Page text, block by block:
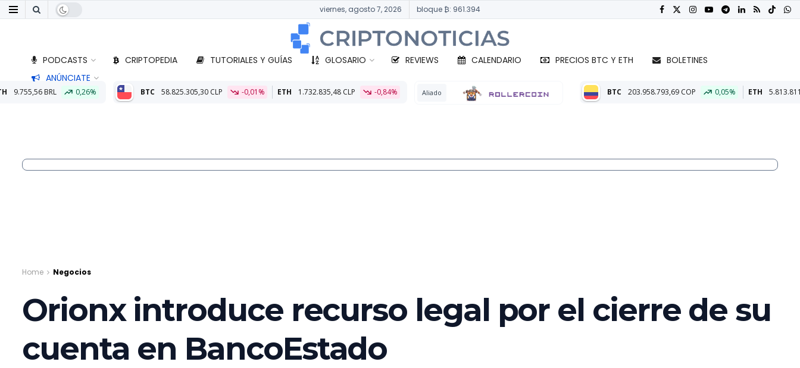
viernes, agosto 7, 2026 bloque ₿: 961.394
PODCASTS CRIPTOPEDIA TUTORIALES Y GUÍAS GLOSARIO REVIEWS CALENDARIO PRECIOS BTC Y ETH
BOLETINES
ANÚNCIATE
BTC 58.825.305,30 CLP -0,01% ETH 1.732.835,48 CLP -0,84% Aliado BTC 203.958.793,69 COP 0,05% ETH 5.813.811,61 COP 0,21%
Home Negocios
Orionx introduce recurso legal por el cierre de su
cuenta en BancoEstado